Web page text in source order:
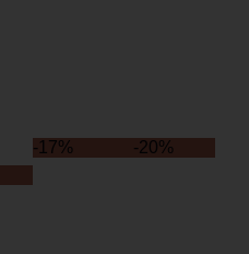
-17% -20%